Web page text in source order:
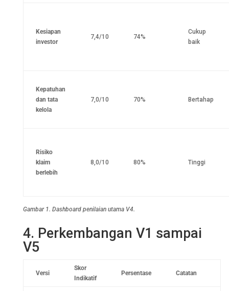
Kesiapan
investor
7,4/10 74%
Cukup
baik
Kepatuhan
dan tata
kelola
7,0/10 70% Bertahap
Risiko
klaim
berlebih
8,0/10 80% Tinggi
Gambar 1. Dashboard penilaian utama V4.
4. Perkembangan V1 sampai
V5
Versi
Skor
Indikatif
Persentase Catatan